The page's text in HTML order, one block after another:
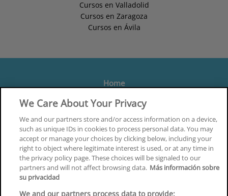
Cursos en Valladolid
Cursos en Zaragoza
Cursos en Ávila
Home
Formación
Centros
Orientación
Quiénes somos
Contacta
We Care About Your Privacy
We and our partners store and/or access information on a device,
such as unique IDs in cookies to process personal data. You may
accept or manage your choices by clicking below, including your
right to object where legitimate interest is used, or at any time in
the privacy policy page. These choices will be signaled to our
partners and will not affect browsing data. Más información sobre
su privacidad
We and our partners process data to provide: